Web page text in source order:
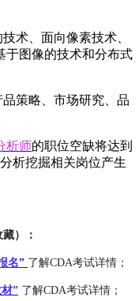
术、面向像素技术、
于图像的技术和分布式
策略、市场研究、品
析师的职位空缺将达到
析挖掘相关岗位产生
）：
名” 了解CDA考试详情；
” 了解CDA考试详情；